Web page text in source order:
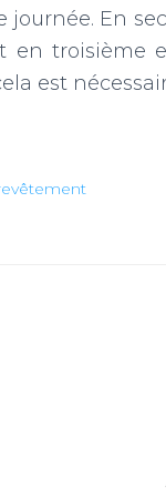
En
en troisième
est